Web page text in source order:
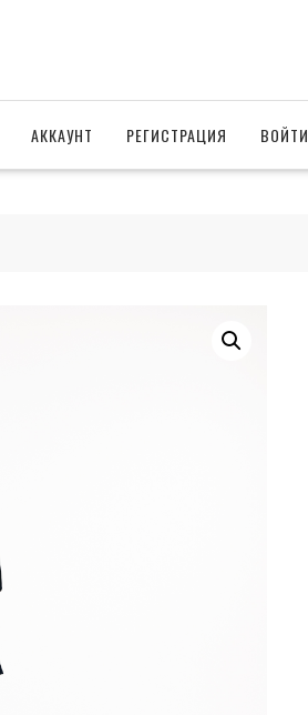
АККАУНТ РЕГИСТРАЦИЯ ВОЙТИ